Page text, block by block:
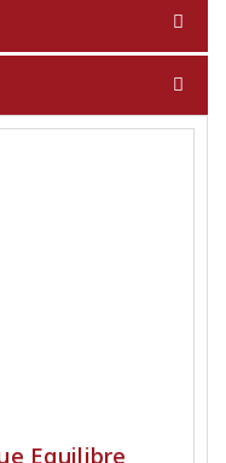
Equilibre